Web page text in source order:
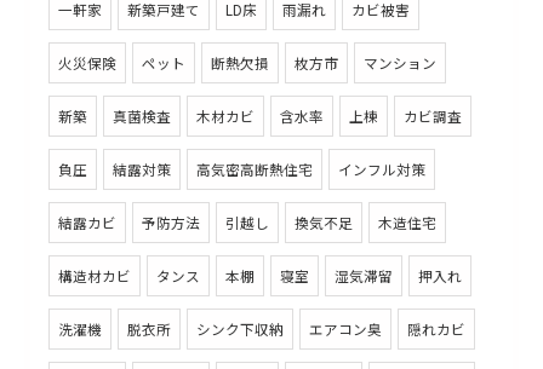
一軒家 新築戸建て LD床 雨漏れ カビ被害
火災保険 ペット 断熱欠損 枚方市 マンション
新築 真菌検査 木材カビ 含水率 上棟 カビ調査
負圧 結露対策 高気密高断熱住宅 インフル対策
結露カビ 予防方法 引越し 換気不足 木造住宅
構造材カビ タンス 本棚 寝室 湿気滞留 押入れ
洗濯機 脱衣所 シンク下収納 エアコン臭 隠れカビ